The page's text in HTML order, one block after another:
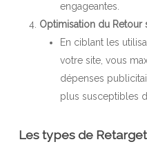
engageantes.
Optimisation du Retour
En ciblant les
votre site, vous
dépenses
plus susceptibles
Les types de